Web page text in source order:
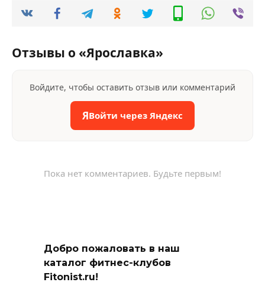
Отзывы о «Ярославка»
Войдите, чтобы оставить отзыв или комментарий
ЯВойти через Яндекс
Пока нет комментариев. Будьте первым!
Добро пожаловать в наш
каталог фитнес-клубов
Fitonist.ru!